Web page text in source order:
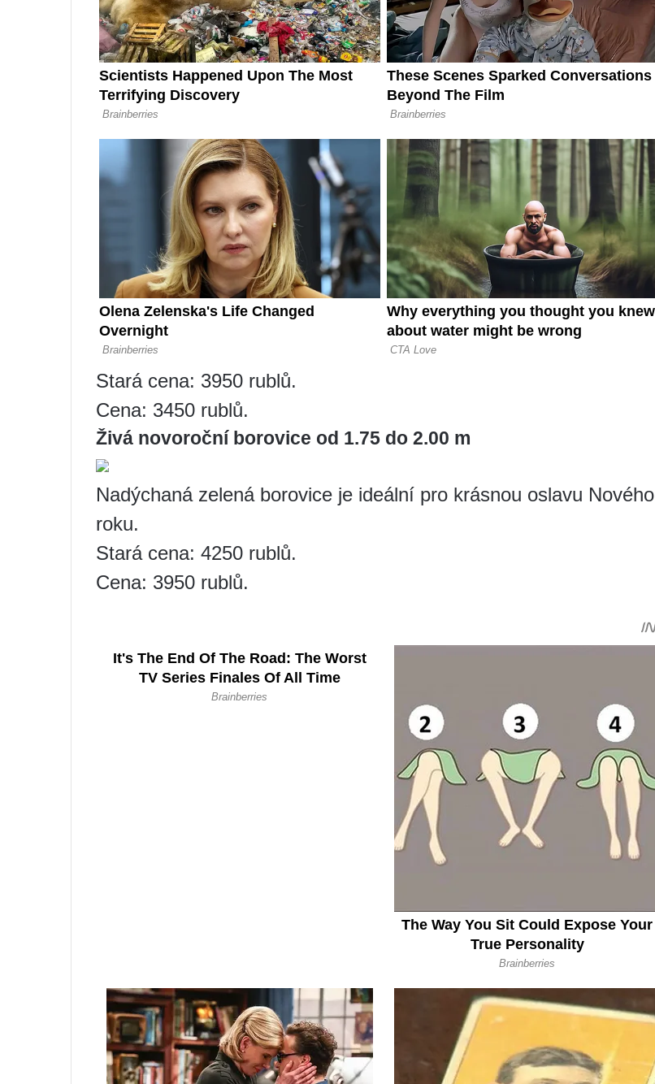
Stará cena: 3950 rublů.
Cena: 3450 rublů.
Živá novoroční borovice od 1.75 do 2.00 m
Nadýchaná zelená borovice je ideální pro krásnou oslavu Nového
roku.
Stará cena: 4250 rublů.
Cena: 3950 rublů.